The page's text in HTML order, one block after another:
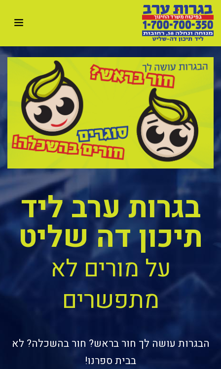
בגרות ערב ליד
תיכון דה שליט
על מורים לא
מתפשרים
הבגרות עושה לך חור בראש? חור בהשכלה? לא
בבית ספרנו!